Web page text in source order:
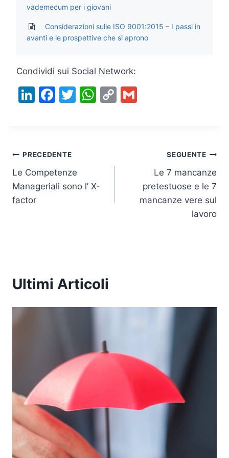
vademecum per i giovani
Considerazioni sulle ISO 9001:2015 – I passi in
avanti e le prospettive che si aprono
Condividi sui Social Network:
Li
dI
n
F
b
o
o
T
W
p
C
Navigazione
articoli
PRECEDENTE
Le Competenze
Manageriali sono l’ X-
factor
SEGUENTE
Le 7 mancanze
pretestuose e le 7
mancanze vere sul
lavoro
Ultimi Articoli